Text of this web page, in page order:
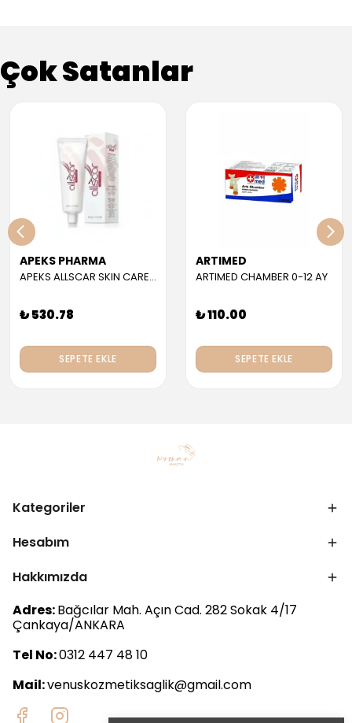
Çok Satanlar
APEKS PHARMA
APEKS ALLSCAR SKIN CARE GEL 30 ML
₺ 530.78
SEPETE EKLE
ARTIMED
ARTIMED CHAMBER 0-12 AY
₺ 110.00
SEPETE EKLE
Kategoriler
Hesabım
Hakkımızda
Adres:Bağcılar Mah. Açın Cad. 282 Sokak 4/17
Çankaya/ANKARA
Tel No:0312 447 48 10
Mail:venuskozmetiksaglik@gmail.com